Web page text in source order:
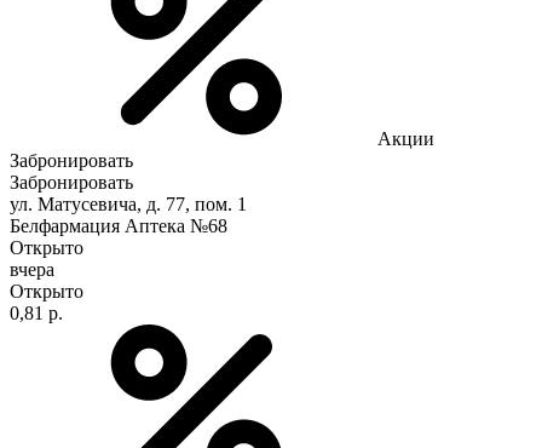
Акции
Забронировать
Забронировать
ул. Матусевича, д. 77, пом. 1
Белфармация Аптека №68
Открыто
вчера
Открыто
0,81 р.